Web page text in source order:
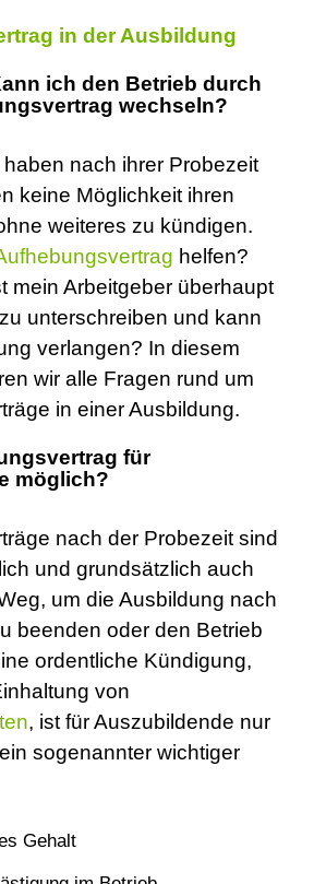
in der Ausbildung
ich den Betrieb durch
wechseln?
nach ihrer Probezeit
keine Möglichkeit ihren
weiteres zu kündigen.
helfen?
mein Arbeitgeber überhaupt
unterschreiben und kann
verlangen? In diesem
wir alle Fragen rund um
in einer Ausbildung.
für
möglich?
nach der Probezeit sind
und grundsätzlich auch
um die Ausbildung nach
beenden oder den Betrieb
ordentliche Kündigung,
von
, ist für Auszubildende nur
sogenannter wichtiger
Gehalt